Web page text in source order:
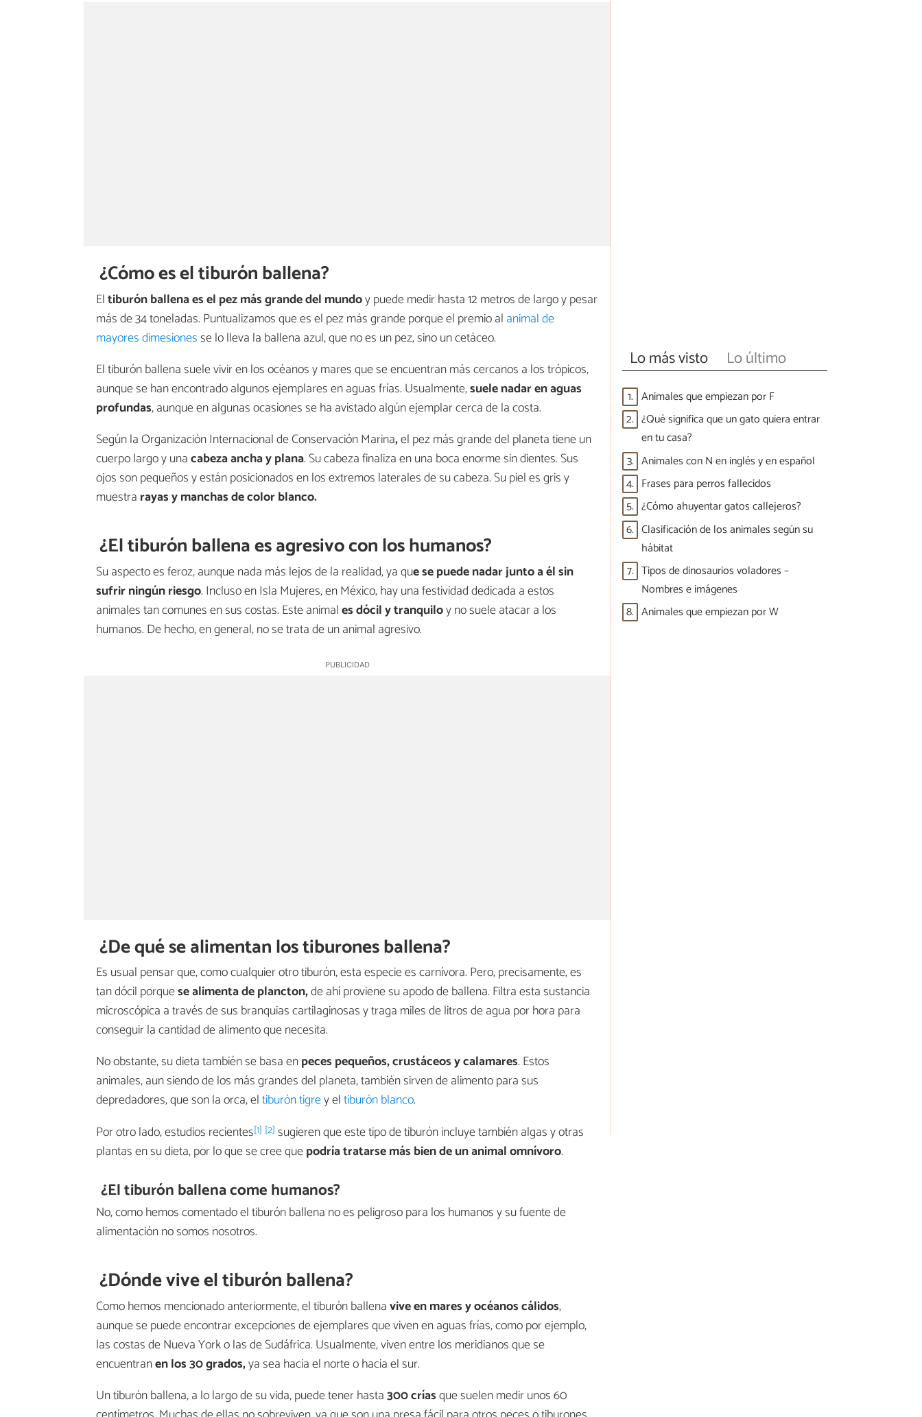
¿Cómo es el tiburón ballena?
Eltiburón ballena es el pez más grande del mundoy puede medir hasta 12 metros de largo y pesar
más de 34 toneladas. Puntualizamos que es el pez más grande porque el premio al animal de
mayores dimesionesse lo lleva la ballena azul, que no es un pez, sino un cetáceo.
El tiburón ballena suele vivir en los océanos y mares que se encuentran más cercanos a los trópicos,
aunque se han encontrado algunos ejemplares en aguas frías. Usualmente,suele nadar en aguas
profundas, aunque en algunas ocasiones se ha avistado algún ejemplar cerca de la costa.
Según laOrganización Internacional de Conservación Marina,el pez más grande del planeta tiene un
cuerpo largo y unacabeza ancha y plana. Su cabeza finaliza en una boca enorme sin dientes. Sus
ojos son pequeños y están posicionados en los extremos laterales de su cabeza. Su piel es gris y
muestra rayas y manchas de color blanco.
¿El tiburón ballena es agresivo con los humanos?
Su aspecto es feroz, aunque nada más lejos de la realidad, ya que se puede nadar junto a él sin
sufrir ningún riesgo. Incluso en Isla Mujeres, en México, hay una festividad dedicada a estos
animales tan comunes en sus costas. Este animales dócil y tranquiloy no suele atacar a los
humanos. De hecho, en general, no se trata de un animal agresivo.
¿De qué se alimentan los tiburones ballena?
Es usual pensar que, como cualquier otro tiburón, esta especie es carnívora. Pero, precisamente, es
tan dócil porquese alimenta de plancton,de ahí proviene su apodo de ballena. Filtra esta sustancia
microscópica a través de sus branquias cartilaginosas y traga miles de litros de agua por hora para
conseguir la cantidad de alimento que necesita.
No obstante, su dieta también se basa enpeces pequeños, crustáceos y calamares. Estos
animales, aun siendo de los más grandes del planeta, también sirven de alimento para sus
depredadores, que son la orca, eltiburón tigrey eltiburón blanco.
Por otro lado, estudios recientes[1] [2] sugieren que este tipo de tiburón incluye también algas y otras
plantas en su dieta, por lo que se cree quepodría tratarse más bien de un animal omnívoro.
¿El tiburón ballena come humanos?
No, como hemos comentado el tiburón ballena no es peligroso para los humanos y su fuente de
alimentación no somos nosotros.
¿Dónde vive el tiburón ballena?
Como hemos mencionado anteriormente, el tiburón ballenavive en mares y océanos cálidos,
aunque se puede encontrar excepciones de ejemplares que viven en aguas frías, como por ejemplo,
las costas de Nueva York o las de Sudáfrica. Usualmente, viven entre los meridianos que se
encuentranen los 30 grados,ya sea hacia el norte o hacia el sur.
Un tiburón ballena, a lo largo de su vida, puede tener hasta300 críasque suelen medir unos 60
Lo más visto Lo último
1. Animales que empiezan por F
2. ¿Qué significa que un gato quiera entrar
en tu casa?
3. Animales con N en inglés y en español
4. Frases para perros fallecidos
5. ¿Cómo ahuyentar gatos callejeros?
6. Clasificación de los animales según su
hábitat
7. Tipos de dinosaurios voladores –
Nombres e imágenes
8. Animales que empiezan por W